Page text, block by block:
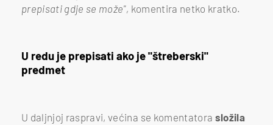
prepisati gdje se može", komentira netko kratko.
U redu je prepisati ako je "štreberski"
predmet
U daljnjoj raspravi, većina se komentatora složila